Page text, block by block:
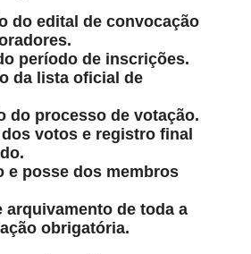
do edital de convocação
período de inscrições.
da lista oficial de
do processo de votação.
votos e registro final
e posse dos membros
arquivamento de toda a
obrigatória.